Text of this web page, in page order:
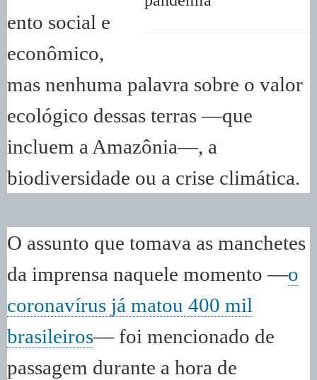
ento social e
econômico,
mas nenhuma palavra sobre o valor
ecológico dessas terras —que
incluem a Amazônia—, a
biodiversidade ou a crise climática.
O assunto que tomava as manchetes
da imprensa naquele momento —o
coronavírus já matou 400 mil
brasileiros— foi mencionado de
passagem durante a hora de